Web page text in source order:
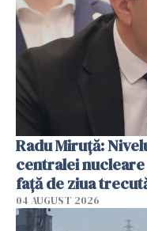
Radu Miruţă:
centralei
faţă de ziua
04 AUGUST 2026